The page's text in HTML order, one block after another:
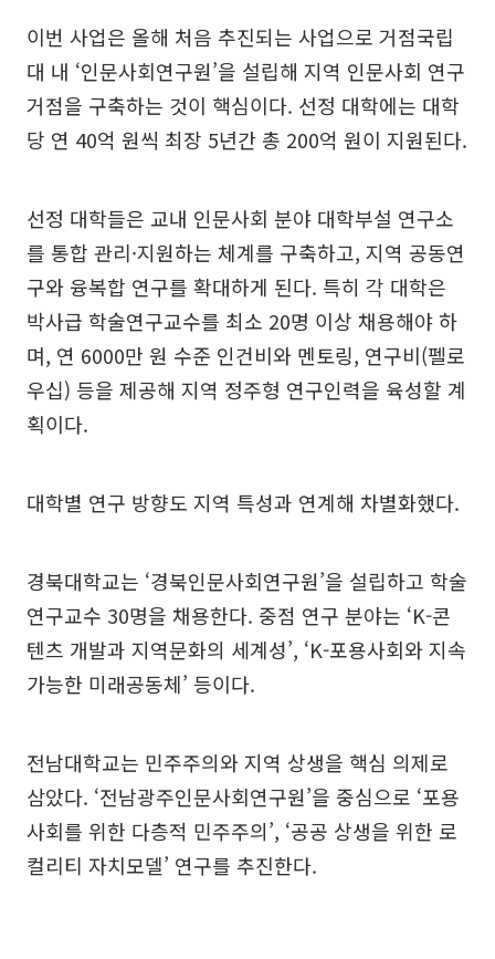
이번 사업은 올해 처음 추진되는 사업으로 거점국립
대 내 ‘인문사회연구원’을 설립해 지역 인문사회 연구
거점을 구축하는 것이 핵심이다. 선정 대학에는 대학
당 연 40억 원씩 최장 5년간 총 200억 원이 지원된다.
선정 대학들은 교내 인문사회 분야 대학부설 연구소
를 통합 관리·지원하는 체계를 구축하고, 지역 공동연
구와 융복합 연구를 확대하게 된다. 특히 각 대학은
박사급 학술연구교수를 최소 20명 이상 채용해야 하
며, 연 6000만 원 수준 인건비와 멘토링, 연구비(펠로
우십) 등을 제공해 지역 정주형 연구인력을 육성할 계
획이다.
대학별 연구 방향도 지역 특성과 연계해 차별화했다.
경북대학교는 ‘경북인문사회연구원’을 설립하고 학술
연구교수 30명을 채용한다. 중점 연구 분야는 ‘K-콘
텐츠 개발과 지역문화의 세계성’, ‘K-포용사회와 지속
가능한 미래공동체’ 등이다.
전남대학교는 민주주의와 지역 상생을 핵심 의제로
삼았다. ‘전남광주인문사회연구원’을 중심으로 ‘포용
사회를 위한 다층적 민주주의’, ‘공공 상생을 위한 로
컬리티 자치모델’ 연구를 추진한다.